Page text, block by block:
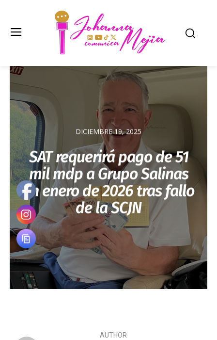
DICIEMBRE 19, 2025
SAT requerirá pago de 51
mil mdp a Grupo Salinas
en enero de 2026 tras fallo
de la SCJN
AUTHOR